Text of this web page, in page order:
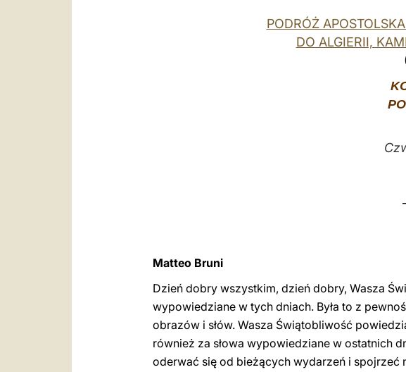
PODRÓŻ
DO ALGIERII,
Matteo Bruni
Dzień dobry wszystkim, dzień dobry, Wasza
wypowiedziane w tych dniach. Była to z
obrazów i słów. Wasza Świątobliwość
również za słowa wypowiedziane w ostatnich
oderwać się od bieżących wydarzeń i spojrzeć